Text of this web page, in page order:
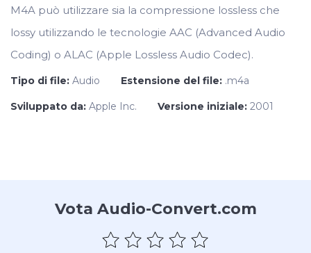
M4A può utilizzare sia la compressione lossless che
lossy utilizzando le tecnologie AAC (Advanced Audio
Coding) o ALAC (Apple Lossless Audio Codec).
Tipo di file: Audio Estensione del file: .m4a
Sviluppato da: Apple Inc. Versione iniziale: 2001
Vota Audio-Convert.com